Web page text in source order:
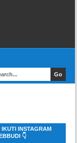
IKUTI INSTAGRAM
👇